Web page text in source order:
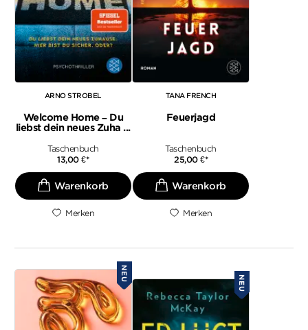
ARNO STROBEL
Welcome Home – Du
liebst dein neues Zuha ...
Taschenbuch
13,00€*
Merken
TANA FRENCH
Feuerjagd
Taschenbuch
25,00€*
Merken
NEU
NEU